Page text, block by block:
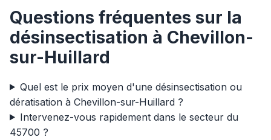
Questions fréquentes sur la
désinsectisation à Chevillon-
sur-Huillard
Quel est le prix moyen d'une désinsectisation ou
dératisation à Chevillon-sur-Huillard ?
Intervenez-vous rapidement dans le secteur du
45700 ?